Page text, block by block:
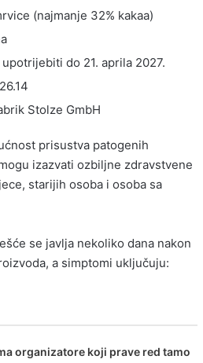
(najmanje 32% kakaa)
do 21. aprila 2027.
Stolze GmbH
prisustva patogenih
izazvati ozbiljne zdravstvene
starijih osoba i osoba sa
se javlja nekoliko dana nakon
a simptomi uključuju:
organizatore koji prave red tamo